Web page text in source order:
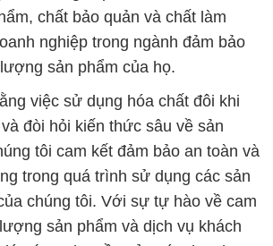
chất bảo quản và chất làm
nghiệp trong ngành đảm bảo
sản phẩm của họ.
việc sử dụng hóa chất đôi khi
đòi hỏi kiến thức sâu về sản
tôi cam kết đảm bảo an toàn và
trong quá trình sử dụng các sản
chúng tôi. Với sự tự hào về cam
sản phẩm và dịch vụ khách